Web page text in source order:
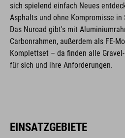
sich spielend einfach Neues
Asphalts und ohne Kompromisse in
Das Nuroad gibt's mit
Carbonrahmen, außerdem als FE-
Komplettset – da finden alle
für sich und ihre Anforderungen.
EINSATZGEBIETE